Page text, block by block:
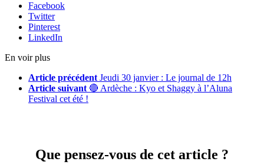
Facebook
Twitter
Pinterest
LinkedIn
En voir plus
Article précédent Jeudi 30 janvier : Le journal de 12h
Article suivant 🔴 Ardèche : Kyo et Shaggy à l’Aluna
Festival cet été !
Que pensez-vous de cet article ?